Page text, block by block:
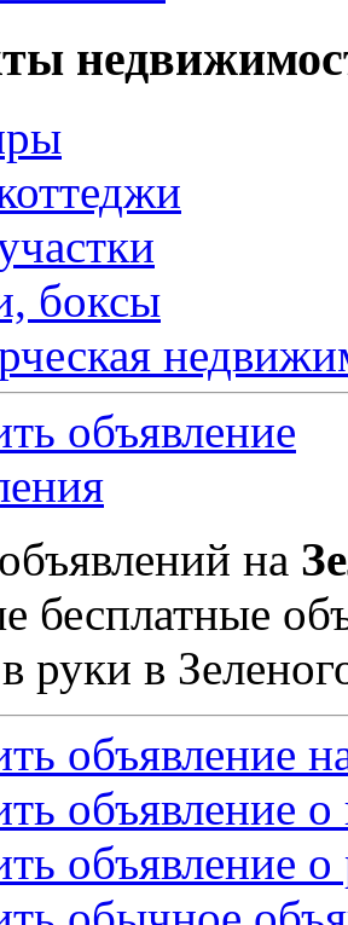
боксы
объявление
на
бесплатные
руки в
объявление
объявление
объявление о